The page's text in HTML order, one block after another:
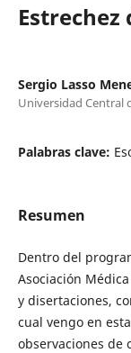
Estrechez
Sergio Lasso
Universidad Central
Palabras clave:
Resumen
Dentro del
Asociación
y disertaciones,
cual vengo en
observaciones de